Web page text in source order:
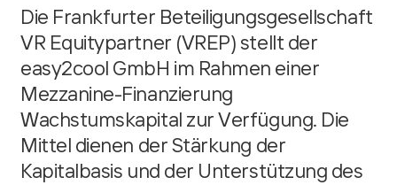
Die Frankfurter Beteiligungsgesellschaft
VR Equitypartner (VREP) stellt der
easy2cool GmbH im Rahmen einer
Mezzanine-Finanzierung
Wachstumskapital zur Verfügung. Die
Mittel dienen der Stärkung der
Kapitalbasis und der Unterstützung des